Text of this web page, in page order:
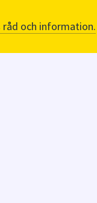
råd och information.